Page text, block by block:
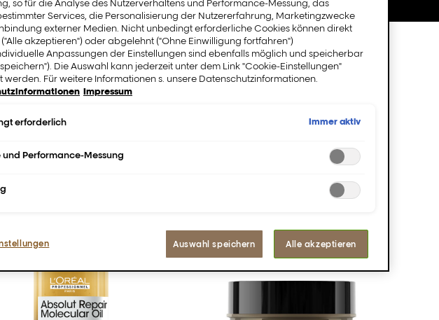
so für die Analyse des Nutzerverhaltens und Performance-Messung, das
Services, die Personalisierung der Nutzererfahrung, Marketingzwecke
externer Medien. Nicht unbedingt erforderliche Cookies können direkt
akzeptieren") oder abgelehnt ("Ohne Einwilligung fortfahren")
Anpassungen der Einstellungen sind ebenfalls möglich und speicherbar
Die Auswahl kann jederzeit unter dem Link "Cookie-Einstellungen"
werden. Für weitere Informationen s. unsere Datenschutzinformationen.
Impressum
erforderlich Immer aktiv
und Performance-Messung
Auswahl speichern Alle akzeptieren